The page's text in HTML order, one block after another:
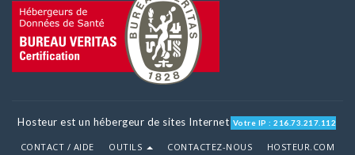
Hosteur est un hébergeur de sites Internet Votre IP : 216.73.217.112
CONTACT / AIDE OUTILS CONTACTEZ-NOUS
HOSTEUR.COM